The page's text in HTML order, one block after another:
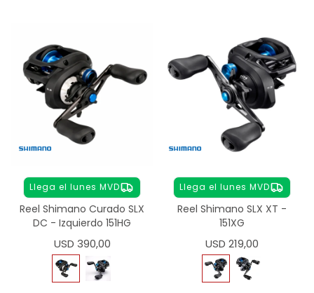
Llega el lunes MVD
Reel Shimano Curado SLX
DC - Izquierdo 151HG
USD 390,00
Llega el lunes MVD
Reel Shimano SLX XT -
151XG
USD 219,00